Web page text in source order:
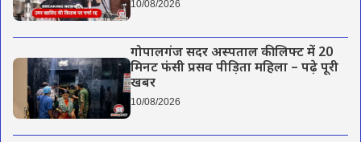
10/08/2026
गोपालगंज सदर अस्पताल की लिफ्ट में 20
मिनट फंसी प्रसव पीड़िता महिला – पढ़े पूरी
खबर
10/08/2026